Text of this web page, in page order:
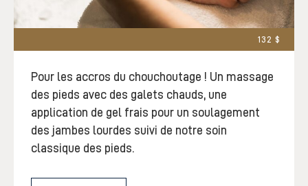
132 $
Pour les accros du chouchoutage ! Un massage
des pieds avec des galets chauds, une
application de gel frais pour un soulagement
des jambes lourdes suivi de notre soin
classique des pieds.